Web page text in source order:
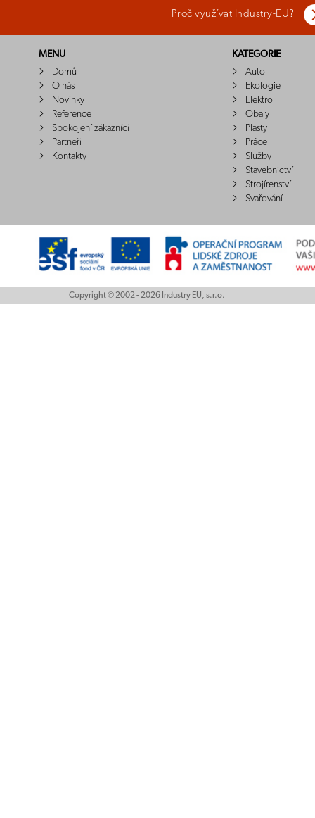
Proč využívat Industry-EU?
MENU
Domů
O nás
Novinky
Reference
Spokojení zákazníci
Partneři
Kontakty
KATEGORIE
Auto
Ekologie
Elektro
Obaly
Plasty
Práce
Služby
Stavebnictví
Strojírenství
Svařování
Copyright © 2002 - 2026 Industry EU, s.r.o.